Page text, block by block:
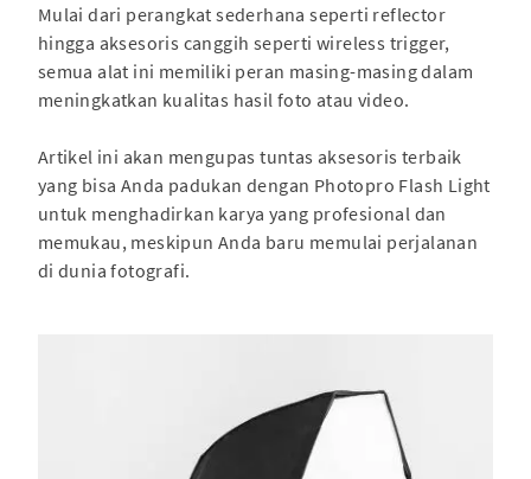
Mulai dari perangkat sederhana seperti reflector
hingga aksesoris canggih seperti wireless trigger,
semua alat ini memiliki peran masing-masing dalam
meningkatkan kualitas hasil foto atau video.
Artikel ini akan mengupas tuntas aksesoris terbaik
yang bisa Anda padukan dengan Photopro Flash Light
untuk menghadirkan karya yang profesional dan
memukau, meskipun Anda baru memulai perjalanan
di dunia fotografi.